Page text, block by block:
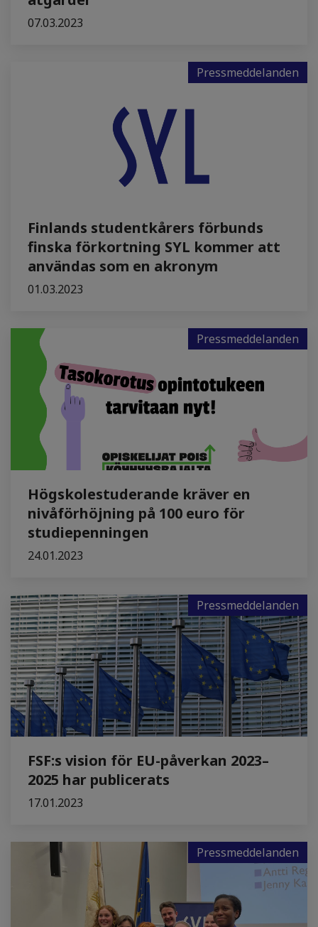
07.03.2023
Pressmeddelanden
Finlands studentkårers förbunds
finska förkortning SYL kommer att
användas som en akronym
01.03.2023
Pressmeddelanden
Högskolestuderande kräver en
nivåförhöjning på 100 euro för
studiepenningen
24.01.2023
Pressmeddelanden
FSF:s vision för EU-påverkan 2023–
2025 har publicerats
17.01.2023
Pressmeddelanden